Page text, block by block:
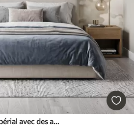
Papiers peints Jardin impérial avec des animaux de style oriental : singe, léopard, tigre, paon et héron